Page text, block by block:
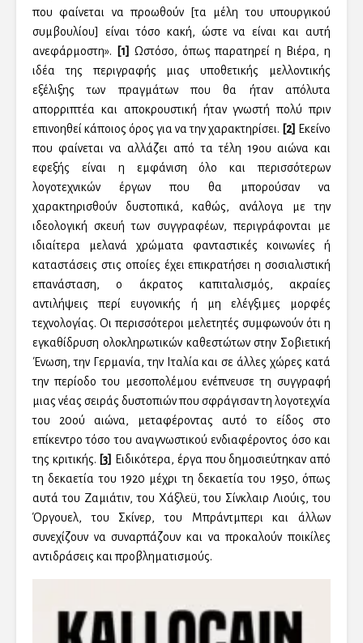
που φαίνεται να προωθούν [τα μέλη του υπουργικού
συμβουλίου] είναι τόσο κακή, ώστε να είναι και αυτή
ανεφάρμοστη».
[1] Ωστόσο, όπως παρατηρεί η Βιέρα, η
ιδέα της περιγραφής μιας υποθετικής μελλοντικής
εξέλιξης των πραγμάτων που θα ήταν απόλυτα
απορριπτέα και αποκρουστική ήταν γνωστή πολύ πριν
επινοηθεί κάποιος όρος για να την χαρακτηρίσει. [2] Εκείνο
που φαίνεται να αλλάζει από τα τέλη 19ου αιώνα και
εφεξής είναι η εμφάνιση όλο και περισσότερων
λογοτεχνικών έργων που θα μπορούσαν να
χαρακτηρισθούν δυστοπικά, καθώς, ανάλογα με την
ιδεολογική σκευή των συγγραφέων, περιγράφονται με
ιδιαίτερα μελανά χρώματα φανταστικές κοινωνίες ή
καταστάσεις στις οποίες έχει επικρατήσει η σοσιαλιστική
επανάσταση, ο άκρατος καπιταλισμός, ακραίες
αντιλήψεις περί ευγονικής ή μη ελέγξιμες μορφές
τεχνολογίας. Οι περισσότεροι μελετητές συμφωνούν ότι η
εγκαθίδρυση ολοκληρωτικών καθεστώτων στην Σοβιετική
Ένωση, την Γερμανία, την Ιταλία και σε άλλες χώρες κατά
την περίοδο του μεσοπολέμου ενέπνευσε τη συγγραφή
μιας νέας σειράς δυστοπιών που σφράγισαν τη λογοτεχνία
του 20ού αιώνα, μεταφέροντας αυτό το είδος στο
επίκεντρο τόσο του αναγνωστικού ενδιαφέροντος όσο και
της κριτικής. [3]
Ειδικότερα, έργα που δημοσιεύτηκαν από
τη δεκαετία του 1920 μέχρι τη δεκαετία του 1950, όπως
αυτά του Ζαμιάτιν, του Χάξλεϋ, του Σίνκλαιρ Λιούις, του
Όργουελ, του Σκίνερ, του Μπράντμπερι και άλλων
συνεχίζουν να συναρπάζουν και να προκαλούν ποικίλες
αντιδράσεις και προβληματισμούς.